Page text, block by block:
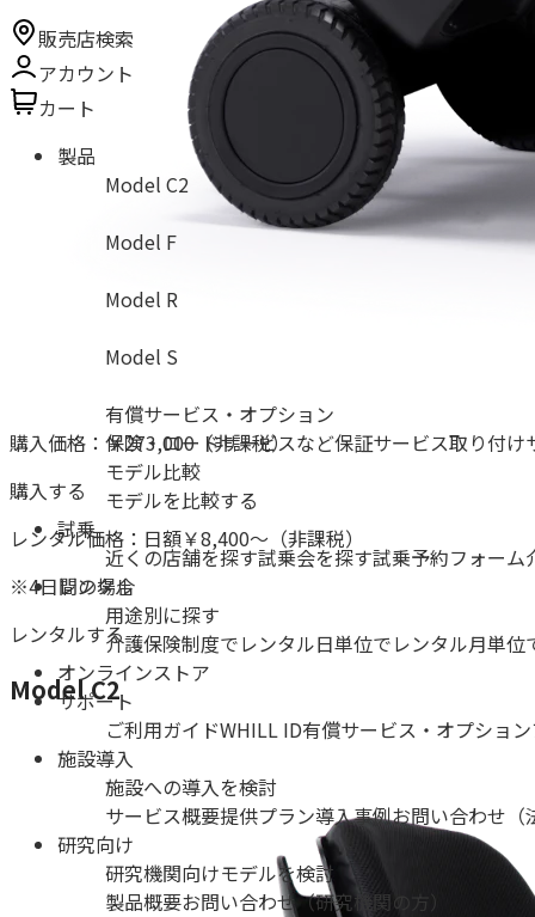
販売店検索
アカウント
カート
製品
Model C2
Model F
Model R
Model S
有償サービス・オプション
保険・ロードサービスなど保証サービス取り付け
モデル比較
モデルを比較する
試乗
近くの店舗を探す試乗会を探す試乗予約フォーム
レンタル
用途別に探す
介護保険制度でレンタル日単位でレンタル月単位
オンラインストア
サポート
ご利用ガイドWHILL ID有償サービス・オプション
施設導入
施設への導入を検討
サービス概要提供プラン導入事例お問い合わせ（
研究向け
研究機関向けモデルを検討
製品概要お問い合わせ（研究機関の方）
購入価格： ￥273,000（非課税）
購入する
レンタル価格： 日額￥8,400〜 （非課税）
※4日間の場合
レンタルする
Model C2